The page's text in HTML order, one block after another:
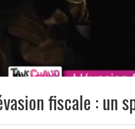
fiscale : un